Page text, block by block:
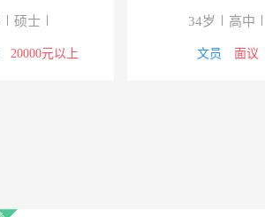
08-06
硕士
20000元以上
34岁 高中
文员 面议